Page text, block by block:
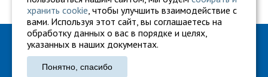
ГБУ "Ветуправление города Краснодара"
Адрес: г. Краснодар, ул. Карасунская, 110
Тел.: +7 861 260-27-94
хранить cookie, чтобы улучшить взаимодействие с
вами. Используя этот сайт, вы соглашаетесь на
обработку данных о вас в порядке и целях,
указанных в наших документах.
Понятно, спасибо